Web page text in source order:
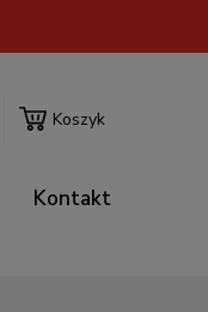
Koszyk
Kontakt